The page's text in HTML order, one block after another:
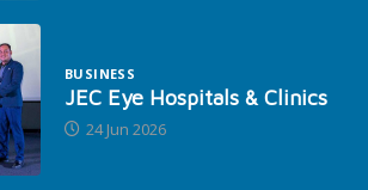
BUSINESS
JEC Eye Hospitals & Clinics
24 Jun 2026